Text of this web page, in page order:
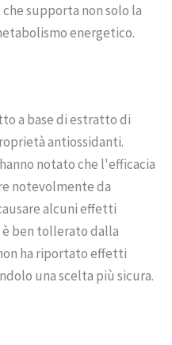
supporta non solo la
energetico.
a base di estratto di
antiossidanti.
notato che l'efficacia
notevolmente da
alcuni effetti
ben tollerato dalla
ha riportato effetti
una scelta più sicura.